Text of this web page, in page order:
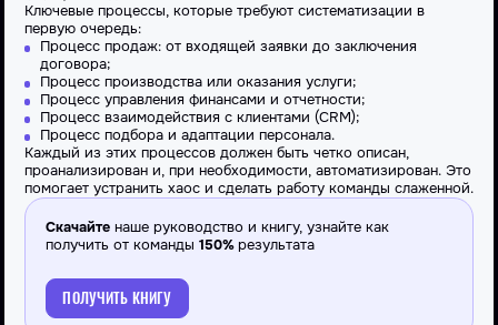
Ключевые процессы, которые требуют систематизации в
первую очередь:
Процесс продаж: от входящей заявки до заключения
договора;
Процесс производства или оказания услуги;
Процесс управления финансами и отчетности;
Процесс взаимодействия с клиентами (CRM);
Процесс подбора и адаптации персонала.
Каждый из этих процессов должен быть четко описан,
проанализирован и, при необходимости, автоматизирован. Это
помогает устранить хаос и сделать работу команды слаженной.
Скачайте наше руководство и книгу, узнайте как
получить от команды 150%результата
ПОЛУЧИТЬ КНИГУ